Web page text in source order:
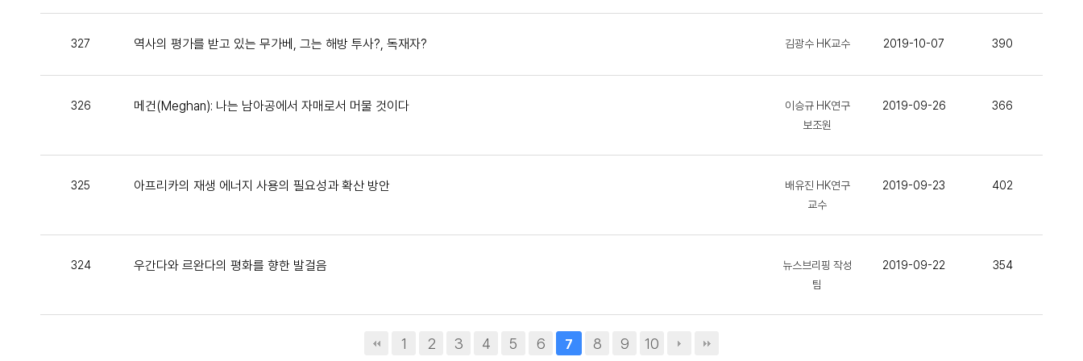
327 역사의 평가를 받고 있는 무가베, 그는 해방 투사?, 독재자? 김광수 HK교수 2019-10-07 390
326 메건(Meghan): 나는 남아공에서 자매로서 머물 것이다
이승규 HK연구
보조원
2019-09-26 366
325 아프리카의 재생 에너지 사용의 필요성과 확산 방안
배유진 HK연구
교수
2019-09-23 402
324 우간다와 르완다의 평화를 향한 발걸음
뉴스브리핑 작성
팀
2019-09-22 354
1 2 3 4 5 6 7 8 9 10